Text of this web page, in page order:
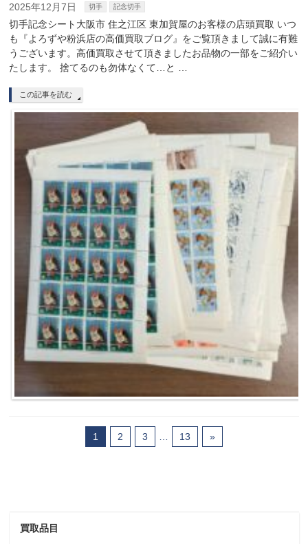
2025年12月7日 切手 記念切手
切手記念シート大阪市 住之江区 東加賀屋のお客様の店頭買取 いつ
も『よろずや粉浜店の高価買取ブログ』をご覧頂きまして誠に有難
うございます。高価買取させて頂きましたお品物の一部をご紹介い
たします。 捨てるのも勿体なくて…と …
この記事を読む
1 2 3 13 »
買取品目